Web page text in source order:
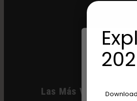
Las Más Vendidas